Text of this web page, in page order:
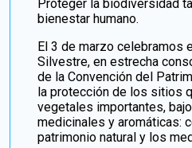
Proteger la biodiversidad
bienestar humano.
El 3 de marzo celebramos
Silvestre, en estrecha
de la Convención del
la protección de los sitios
vegetales importantes,
medicinales y aromáticas:
patrimonio natural y los